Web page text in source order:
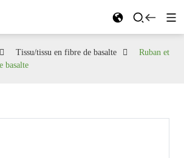
Tissu/tissu en fibre de basalte
Ruban et
basalte